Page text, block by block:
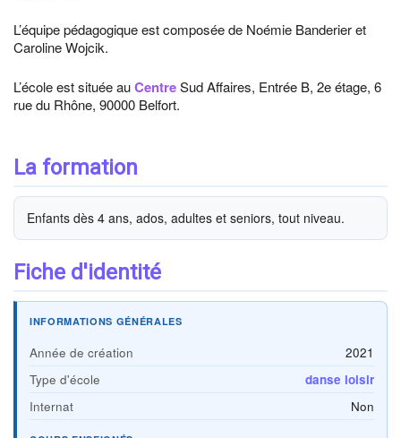
L’équipe pédagogique est composée de Noémie Banderier et
Caroline Wojcik.
L’école est située auCentreSud Affaires, Entrée B, 2e étage, 6
rue du Rhône, 90000 Belfort.
La formation
Enfants dès 4 ans, ados, adultes et seniors, tout niveau.
Fiche d'identité
INFORMATIONS GÉNÉRALES
Année de création
2021
Type d'école
danse loisir
Internat
Non